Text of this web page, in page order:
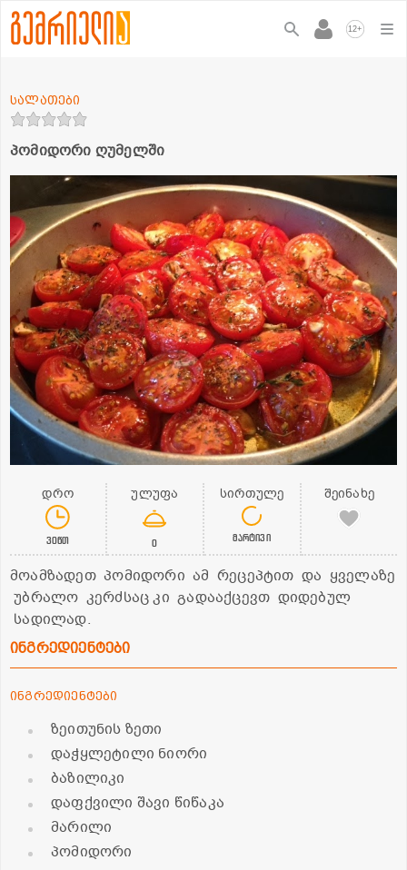
12+
პომიდორი ღუმელში
სალათები
დრო
30წთ
ულუფა
0
სირთულე
მარტივი
შეინახე
მოამზადეთ პომიდორი ამ რეცეპტით და ყველაზე
უბრალო კერძსაც კი გადააქცევთ დიდებულ
სადილად.
ინგრედიენტები
ინგრედიენტები
ზეითუნის ზეთი
დაჭყლეტილი ნიორი
ბაზილიკი
დაფქვილი შავი წიწაკა
მარილი
პომიდორი